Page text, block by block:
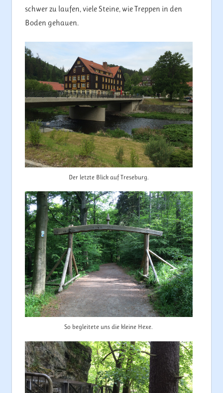
schwer zu laufen, viele Steine, wie Treppen in den
Boden gehauen.
Der letzte Blick auf Treseburg.
So begleitete uns die kleine Hexe.